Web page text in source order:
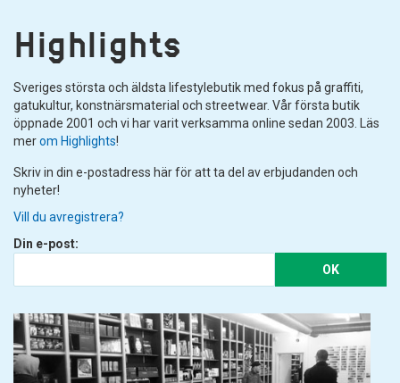
Highlights
Sveriges största och äldsta lifestylebutik med fokus på graffiti,
gatukultur, konstnärsmaterial och streetwear. Vår första butik
öppnade 2001 och vi har varit verksamma online sedan 2003. Läs
merom Highlights!
Skriv in din e-postadress här för att ta del av erbjudanden och
nyheter!
Vill du avregistrera?
Din e-post:
OK